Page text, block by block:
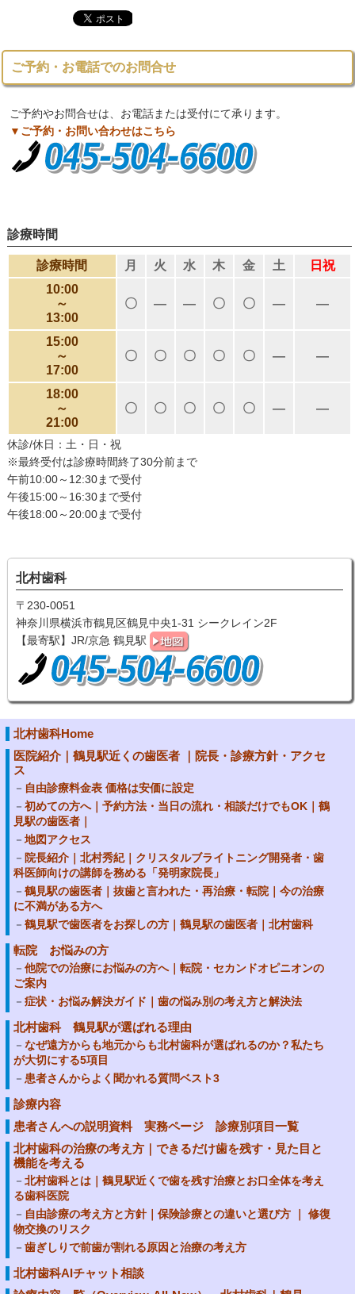
ご予約・お電話でのお問合せ
ご予約やお問合せは、お電話または受付にて承ります。
▼ご予約・お問い合わせはこちら
診療時間
診療時間 月 火 水 木 金 土
日祝
10:00
～
13:00
〇 ― ― 〇 〇 ― ―
15:00
～
17:00
〇 〇 〇 〇 〇 ― ―
18:00
～
21:00
〇 〇 〇 〇 〇 ― ―
休診/休日：土・日・祝
※最終受付は診療時間終了30分前まで
午前10:00～12:30まで受付
午後15:00～16:30まで受付
午後18:00～20:00まで受付
北村歯科
〒230-0051
神奈川県横浜市鶴見区鶴見中央1-31 シークレイン2F
【最寄駅】JR/京急 鶴見駅
北村歯科Home
医院紹介｜鶴見駅近くの歯医者 ｜院長・診療方針・アクセ
ス
自由診療料金表 価格は安価に設定
初めての方へ｜予約方法・当日の流れ・相談だけでもOK｜鶴
見駅の歯医者｜
地図アクセス
院長紹介｜北村秀紀｜クリスタルブライトニング開発者・歯
科医師向けの講師を務める「発明家院長」
鶴見駅の歯医者｜抜歯と言われた・再治療・転院｜今の治療
に不満がある方へ
鶴見駅で歯医者をお探しの方｜鶴見駅の歯医者｜北村歯科
転院 お悩みの方
他院での治療にお悩みの方へ｜転院・セカンドオピニオンの
ご案内
症状・お悩み解決ガイド｜歯の悩み別の考え方と解決法
北村歯科 鶴見駅が選ばれる理由
なぜ遠方からも地元からも北村歯科が選ばれるのか？私たち
が大切にする5項目
患者さんからよく聞かれる質問ベスト3
診療内容
患者さんへの説明資料 実務ページ 診療別項目一覧
北村歯科の治療の考え方｜できるだけ歯を残す・見た目と
機能を考える
北村歯科とは｜鶴見駅近くで歯を残す治療とお口全体を考え
る歯科医院
自由診療の考え方と方針｜保険診療との違いと選び方 ｜ 修復
物交換のリスク
歯ぎしりで前歯が割れる原因と治療の考え方
北村歯科AIチャット相談